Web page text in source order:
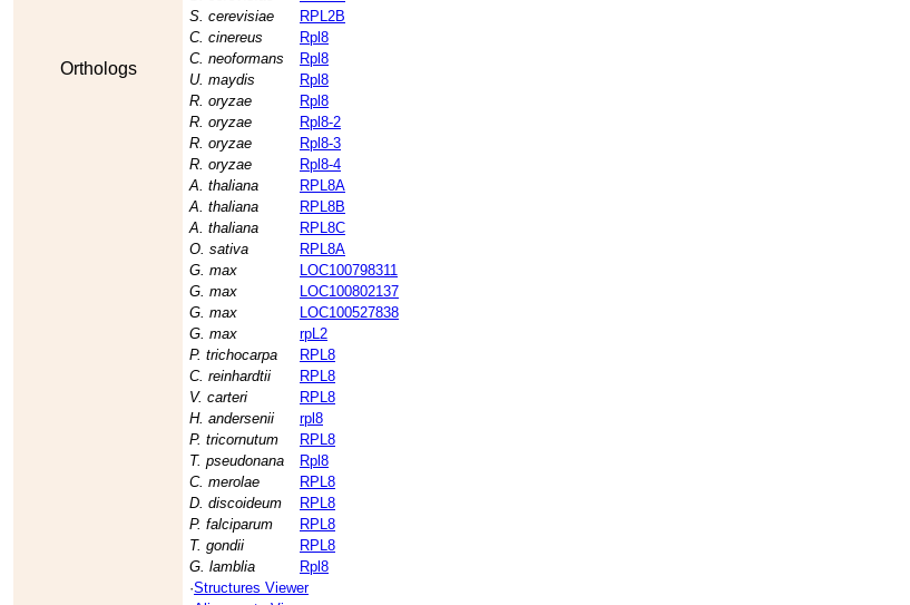
Orthologs
S. cerevisiae
RPL2B
C. cinereus
Rpl8
C. neoformans
Rpl8
U. maydis
Rpl8
R. oryzae
Rpl8
R. oryzae
Rpl8-2
R. oryzae
Rpl8-3
R. oryzae
Rpl8-4
A. thaliana
RPL8A
A. thaliana
RPL8B
A. thaliana
RPL8C
O. sativa
RPL8A
G. max
LOC100798311
G. max
LOC100802137
G. max
LOC100527838
G. max
rpL2
P. trichocarpa
RPL8
C. reinhardtii
RPL8
V. carteri
RPL8
H. andersenii
rpl8
P. tricornutum
RPL8
T. pseudonana
Rpl8
C. merolae
RPL8
D. discoideum
RPL8
P. falciparum
RPL8
T. gondii
RPL8
G. lamblia
Rpl8
·Structures Viewer